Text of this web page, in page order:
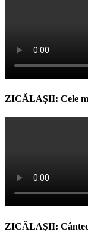
ZICĂLAŞII: Cele
ZICĂLAŞII: